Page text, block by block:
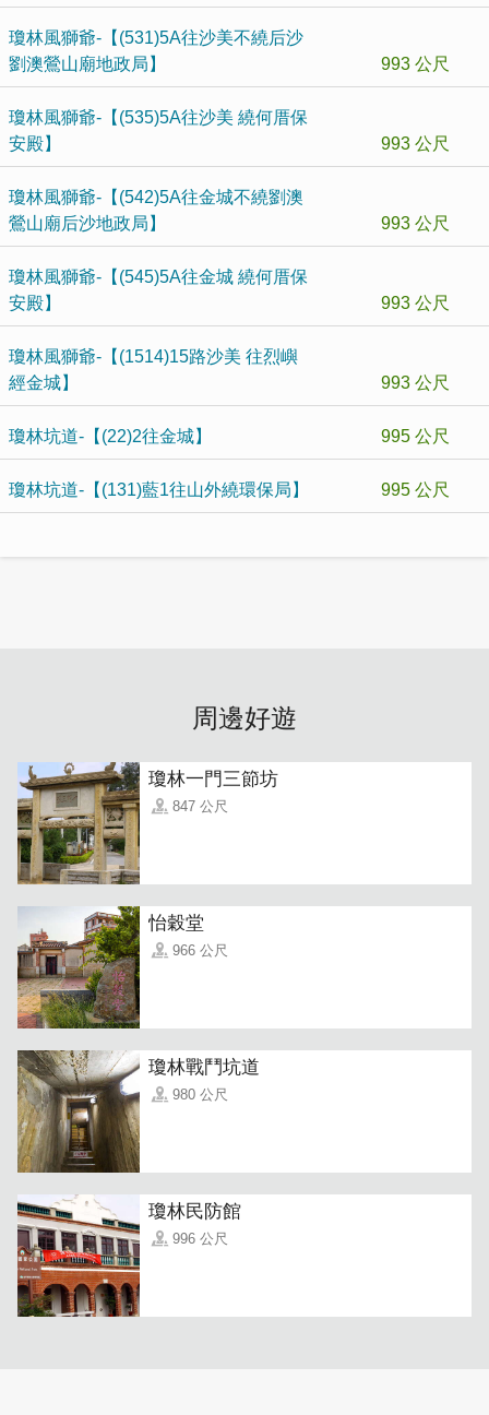
瓊林風獅爺-【(531)5A往沙美不繞后沙
劉澳鶯山廟地政局】
993 公尺
瓊林風獅爺-【(535)5A往沙美 繞何厝保
安殿】
993 公尺
瓊林風獅爺-【(542)5A往金城不繞劉澳
鶯山廟后沙地政局】
993 公尺
瓊林風獅爺-【(545)5A往金城 繞何厝保
安殿】
993 公尺
瓊林風獅爺-【(1514)15路沙美 往烈嶼
經金城】
993 公尺
瓊林坑道-【(22)2往金城】 995 公尺
瓊林坑道-【(131)藍1往山外繞環保局】 995 公尺
周邊好遊
瓊林一門三節坊
847 公尺
怡穀堂
966 公尺
瓊林戰鬥坑道
980 公尺
瓊林民防館
996 公尺